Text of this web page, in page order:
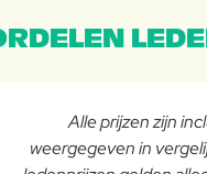
Alle prijzen zijn
weergegeven in